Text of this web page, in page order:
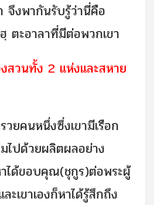
จึงพากันรับรู้ว่านี่คือ
ตะอาลาที่มีต่อพวกเขา
งสวนทั้ง 2 แห่งและสหาย
วยคนหนึ่งซึ่งเขามีเรือก
ไปด้วยผลิตผลอย่าง
ได้ขอบคุณ(ชุกูร)ต่อพระผู้
ะเขาเองก็หาได้รู้สึกถึง